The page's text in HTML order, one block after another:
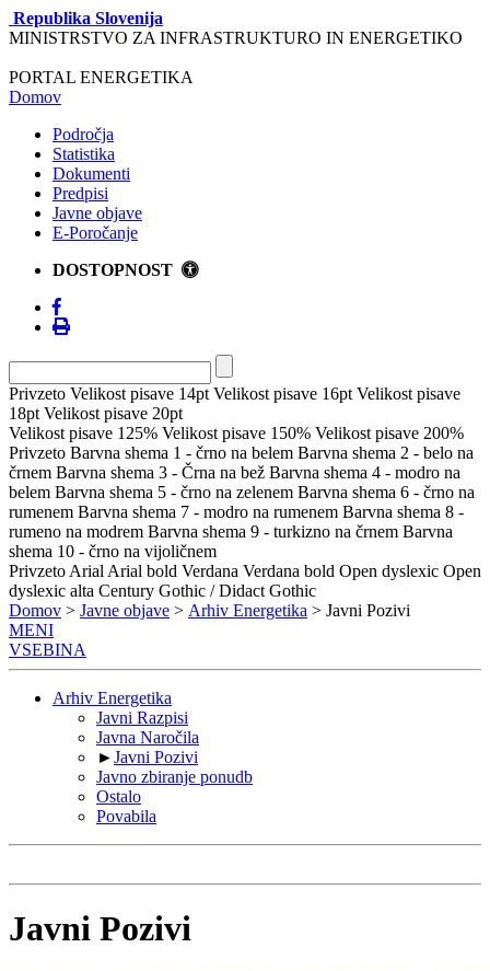
Republika Slovenija
MINISTRSTVO ZA INFRASTRUKTURO IN ENERGETIKO
PORTAL ENERGETIKA
Domov
Področja
Statistika
Dokumenti
Predpisi
Javne objave
E-Poročanje
DOSTOPNOST
Privzeto Velikost pisave 14pt Velikost pisave 16pt Velikost pisave
18pt Velikost pisave 20pt
Velikost pisave 125% Velikost pisave 150% Velikost pisave 200%
Privzeto Barvna shema 1 - črno na belem Barvna shema 2 - belo na
črnem Barvna shema 3 - Črna na bež Barvna shema 4 - modro na
belem Barvna shema 5 - črno na zelenem Barvna shema 6 - črno na
rumenem Barvna shema 7 - modro na rumenem Barvna shema 8 -
rumeno na modrem Barvna shema 9 - turkizno na črnem Barvna
shema 10 - črno na vijoličnem
Privzeto Arial Arial bold Verdana Verdana bold Open dyslexic Open
dyslexic alta Century Gothic / Didact Gothic
Domov > Javne objave > Arhiv Energetika > Javni Pozivi
MENI
VSEBINA
Arhiv Energetika
Javni Razpisi
Javna Naročila
►Javni Pozivi
Javno zbiranje ponudb
Ostalo
Povabila
Javni Pozivi